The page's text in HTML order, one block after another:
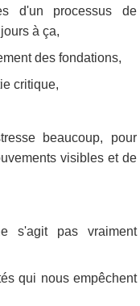
d'un processus de
à ça,
des fondations,
critique,
beaucoup, pour
visibles et de
s'agit pas vraiment
qui nous empêchent